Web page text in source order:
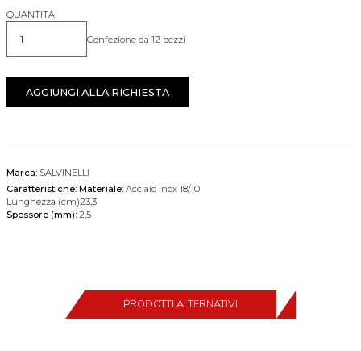
QUANTITÀ
Quantità Confezione da 12 pezzi
AGGIUNGI ALLA RICHIESTA
Marca: SALVINELLI
Caratteristiche: Materiale: Acciaio Inox 18/10
Lunghezza (cm)23,3
Spessore (mm): 2,5
PRODOTTI ALTERNATIVI